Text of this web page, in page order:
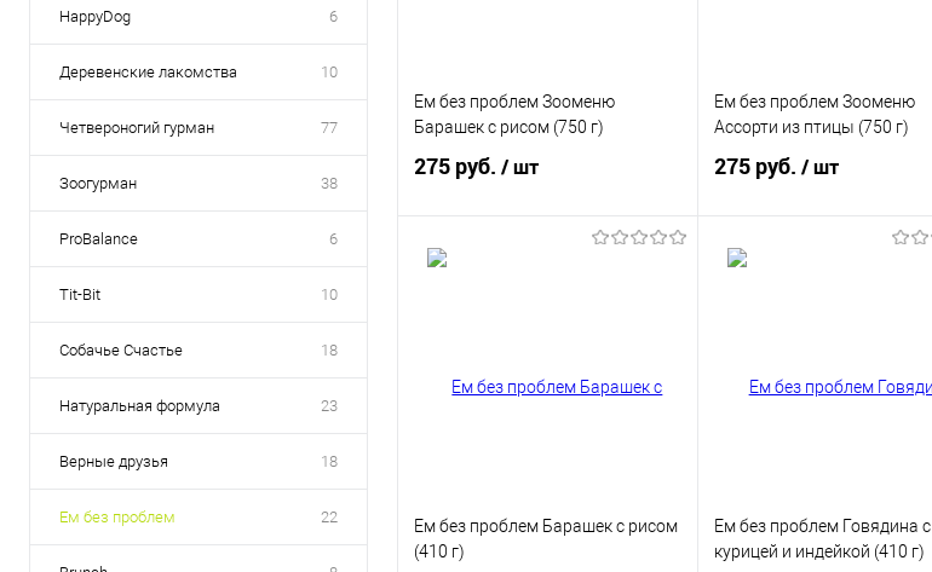
HappyDog 6
Деревенские лакомства 10
Четвероногий гурман 77
Зоогурман 38
ProBalance 6
Tit-Bit 10
Собачье Счастье 18
Натуральная формула 23
Верные друзья 18
Ем без проблем 22
Ем без проблем Зооменю
Барашек с рисом (750 г)
275 руб. / шт
Ем без проблем Зооменю
Ассорти из птицы (750 г)
275 руб. / шт
Ем без проблем Барашек с рисом
(410 г)
Ем без проблем Говядина с
курицей и индейкой (410 г)